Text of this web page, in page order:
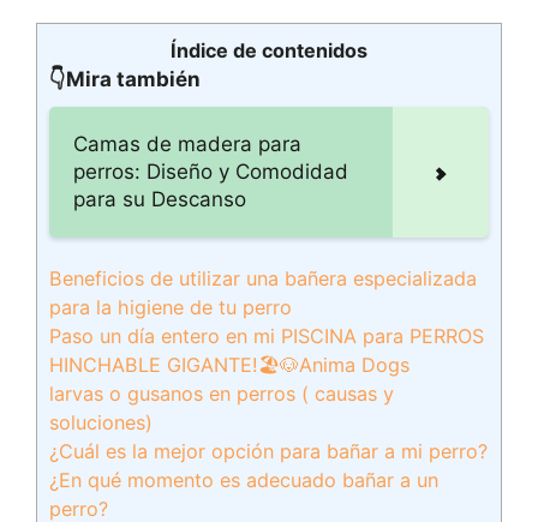
Índice de contenidos
👇Mira también
Camas de madera para
perros: Diseño y Comodidad
para su Descanso
Beneficios de utilizar una bañera especializada
para la higiene de tu perro
Paso un día entero en mi PISCINA para PERROS
HINCHABLE GIGANTE!🏖🐶Anima Dogs
larvas o gusanos en perros ( causas y
soluciones)
¿Cuál es la mejor opción para bañar a mi perro?
¿En qué momento es adecuado bañar a un
perro?